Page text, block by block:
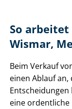
So
Wismar,
Beim Verkauf
einen Ablauf
eine ordentliche